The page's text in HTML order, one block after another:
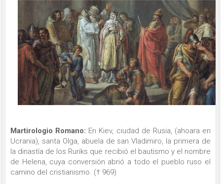
Martirologio Romano: En Kiev, ciudad de Rusia, (ahoara en
Ucrania), santa Olga, abuela de san Vladimiro, la primera de
la dinastía de los Ruriks que recibió el bautismo y el nombre
de Helena, cuya conversión abrió a todo el pueblo ruso el
camino del cristianismo. († 969)